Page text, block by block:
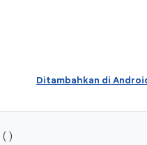
Ditambahkan di
()